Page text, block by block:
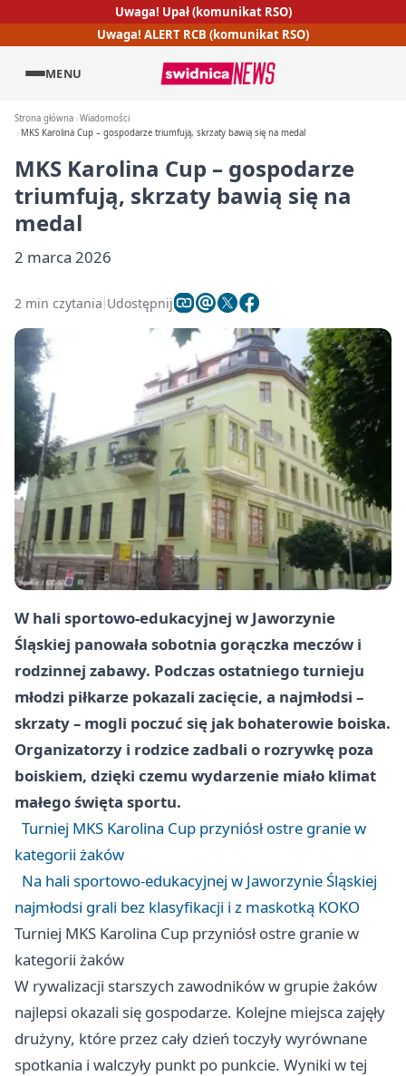
Uwaga! Upał (komunikat RSO)
Uwaga! ALERT RCB (komunikat RSO)
MENU
Strona główna Wiadomości
MKS Karolina Cup – gospodarze triumfują, skrzaty bawią się na medal
MKS Karolina Cup – gospodarze
triumfują, skrzaty bawią się na
medal
2 marca 2026
2 min czytania Udostępnij
W hali sportowo-edukacyjnej w Jaworzynie
Śląskiej panowała sobotnia gorączka meczów i
rodzinnej zabawy. Podczas ostatniego turnieju
młodzi piłkarze pokazali zacięcie, a najmłodsi –
skrzaty – mogli poczuć się jak bohaterowie boiska.
Organizatorzy i rodzice zadbali o rozrywkę poza
boiskiem, dzięki czemu wydarzenie miało klimat
małego święta sportu.
Turniej MKS Karolina Cup przyniósł ostre granie w
kategorii żaków
Na hali sportowo-edukacyjnej w Jaworzynie Śląskiej
najmłodsi grali bez klasyfikacji i z maskotką KOKO
Turniej MKS Karolina Cup przyniósł ostre granie w
kategorii żaków
W rywalizacji starszych zawodników w grupie żaków
najlepsi okazali się gospodarze. Kolejne miejsca zajęły
drużyny, które przez cały dzień toczyły wyrównane
spotkania i walczyły punkt po punkcie. Wyniki w tej